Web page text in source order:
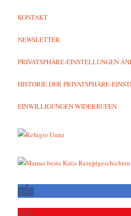
KONTAKT
NEWSLETTER
PRIVATSPHÄRE-EINSTELLUNGEN
HISTORIE DER PRIVATSPHÄRE-
EINWILLIGUNGEN WIDERRUFEN